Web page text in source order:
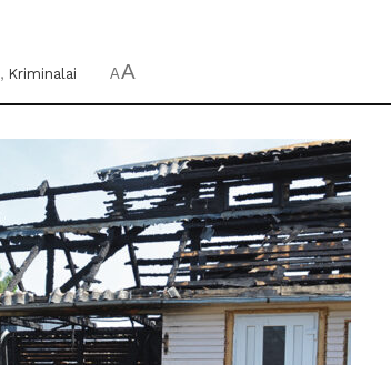
, Kriminalai AA